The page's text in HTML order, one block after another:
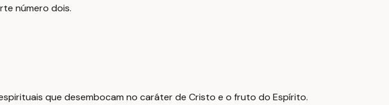
número dois.
que desembocam no caráter de Cristo e o fruto do Espírito.